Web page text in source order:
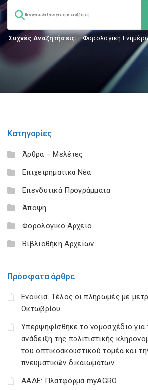
Συχνές Αναζητήσεις: Φορολογικη
Κατηγορίες
Άρθρα – Μελέτες
Επιχειρηματικά Νέα
Επενδυτικά Προγράμματα
Άποψη
Φορολογικό Αρχείο
Βιβλιοθήκη Αρχείων
Πρόσφατα άρθρα
Ενοίκια: Τέλος οι πληρωμές με
Οκτωβρίου
Υπερψηφίσθηκε το νομοσχέδιο για
ανάδειξη της πολιτιστικής
του οπτικοακουστικού τομέα και
πνευματικών δικαιωμάτων
ΑΑΔΕ: Πλατφόρμα myAGRO